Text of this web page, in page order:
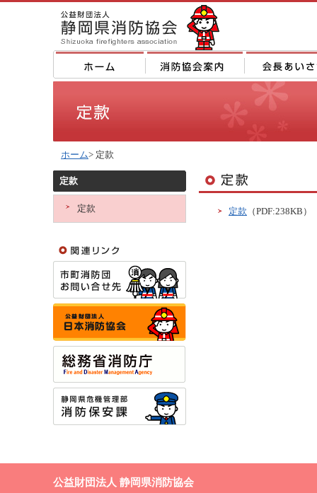
ホーム> 定款
定款
定款 定款 （PDF:238KB）
公益財団法人 静岡県消防協会